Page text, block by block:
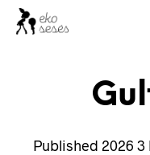
Published 2026